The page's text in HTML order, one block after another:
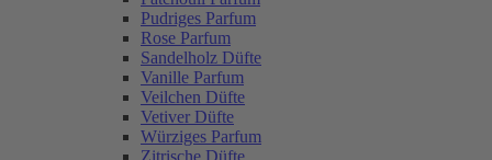
Pudriges Parfum
Rose Parfum
Sandelholz Düfte
Vanille Parfum
Veilchen Düfte
Vetiver Düfte
Würziges Parfum
Zitrische Düfte